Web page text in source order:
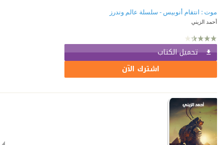
موت : انتقام أنوبيس - سلسلة عالم وندرز
أحمد الزيني
تحميل الكتاب
اشترك الآن